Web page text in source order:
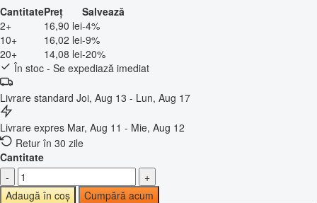
CantitatePreț
Salvează
2+
16,90 lei-4%
10+
16,02 lei-9%
20+
14,08 lei-20%
În stoc - Se expediază imediat
Livrare standard Joi, Aug 13 - Lun, Aug 17
Livrare expres Mar, Aug 11 - Mie, Aug 12
Retur în 30 zile
Cantitate
-
+
Adaugă în coș
Cumpără acum